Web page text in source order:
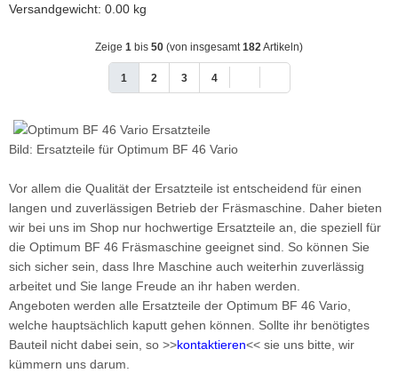
Versandgewicht: 0.00 kg
Zeige 1 bis 50 (von insgesamt 182 Artikeln)
1 2 3 4
Bild: Ersatzteile für Optimum BF 46 Vario
Vor allem die Qualität der Ersatzteile ist entscheidend für einen
langen und zuverlässigen Betrieb der Fräsmaschine. Daher bieten
wir bei uns im Shop nur hochwertige Ersatzteile an, die speziell für
die Optimum BF 46 Fräsmaschine geeignet sind. So können Sie
sich sicher sein, dass Ihre Maschine auch weiterhin zuverlässig
arbeitet und Sie lange Freude an ihr haben werden.
Angeboten werden alle Ersatzteile der Optimum BF 46 Vario,
welche hauptsächlich kaputt gehen können. Sollte ihr benötigtes
Bauteil nicht dabei sein, so >>kontaktieren<< sie uns bitte, wir
kümmern uns darum.